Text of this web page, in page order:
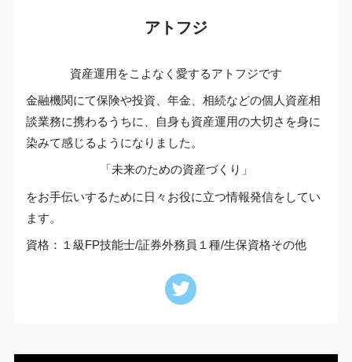
アトフジ
資産運用をこよなく愛するアトフジです
金融機関にて保険や投資、年金、相続などの個人資産相
談業務に携わるうちに、自身も資産運用の大切さを身に
染みて感じるようになりました。
「未来のための資産づくり」
をお手伝いするために日々お役に立つ情報発信をしてい
ます。
資格：１級FP技能士/証券外務員１種/生保資格その他